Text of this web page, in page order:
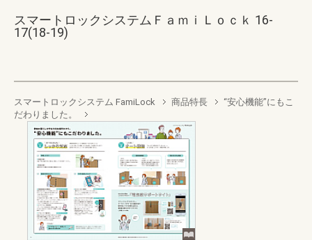
スマートロックシステムＦａｍｉＬｏｃｋ 16-
17(18-19)
スマートロックシステム FamiLock 商品特長
“安心機能”にもこ
だわりました。